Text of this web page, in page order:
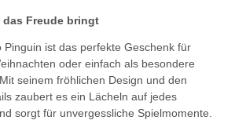
das Freude bringt
Pinguin ist das perfekte Geschenk für
oder einfach als besondere
seinem fröhlichen Design und den
zaubert es ein Lächeln auf jedes
sorgt für unvergessliche Spielmomente.